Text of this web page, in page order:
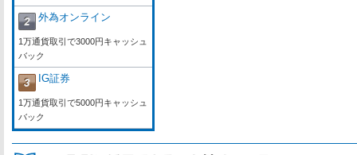
外為オンライン
1万通貨取引で3000円キャッシュ
バック
IG証券
1万通貨取引で5000円キャッシュ
バック